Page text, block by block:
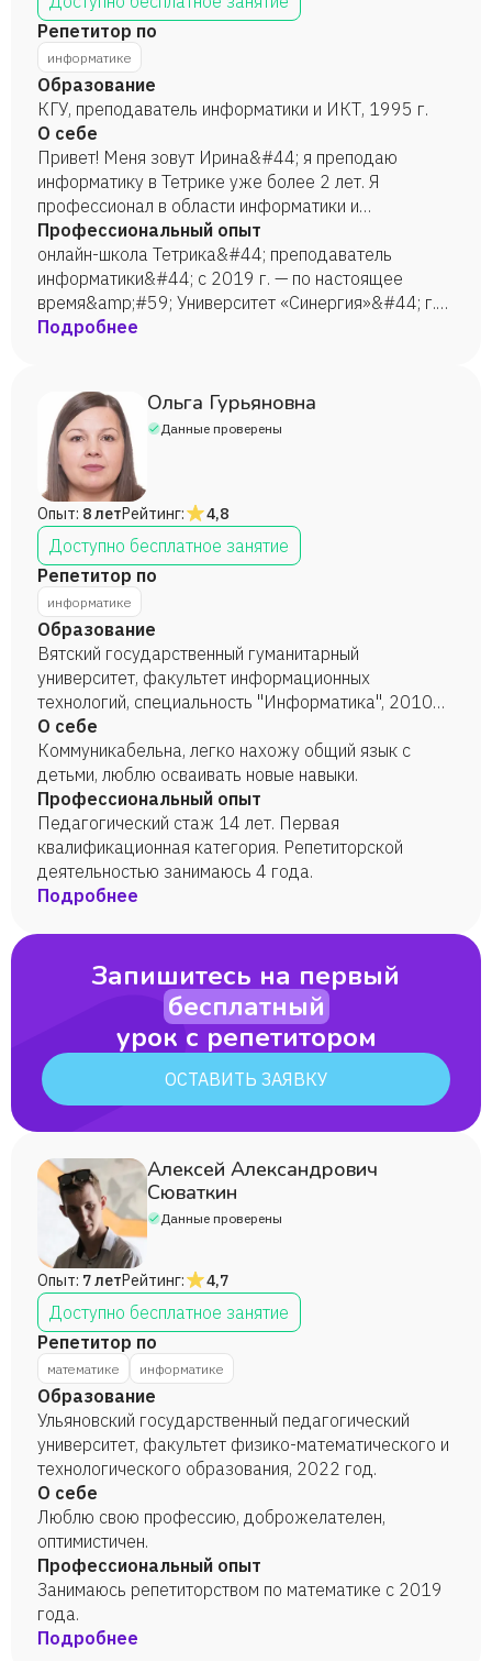
Репетитор по
информатике
Образование
КГУ, преподаватель информатики и ИКТ, 1995 г.
О себе
Привет! Меня зовут Ирина&#44; я преподаю
информатику в Тетрике уже более 2 лет. Я
профессионал в области информатики и
графического дизайна. Постоянно повышаю свой
уровень и осваиваю новые технологии в области IT.
Считаю&#44; что информатика — это
увлекательное путешествие в неограниченные
просторы возможностей и достижений! Нашу жизнь
предмета&#44; зависит насколько умело мы
воспользуемся потенциалом&#44; который
предоставляет эта область. Не упускайте эту
возможность&#44; и вы сможете создавать
шедевры &#44; а также улучшить качество нашей
жизни!
Профессиональный опыт
онлайн-школа Тетрика&#44; преподаватель
информатики&#44; с 2019 г. — по настоящее
время&amp;#59; Университет «Синергия»&#44; г.
Москва&#44; старший преподаватель
колледж&#44; г. Новосибирск&#44;
преподаватель информатики и ИКТ&#44; 2016—
2017 гг.
Подробнее
Ольга Гурьяновна
Данные проверены
Опыт: 8 летРейтинг: 4,8
Доступно бесплатное занятие
Репетитор по
информатике
Образование
Вятский государственный гуманитарный
университет, факультет информационных
технологий, специальность "Информатика", 2010
год.
О себе
Коммуникабельна, легко нахожу общий язык с
детьми, люблю осваивать новые навыки.
Профессиональный опыт
Педагогический стаж 14 лет. Первая
квалификационная категория. Репетиторской
деятельностью занимаюсь 4 года.
Подробнее
Запишитесь на первый
бесплатный
урок с репетитором
ОСТАВИТЬ ЗАЯВКУ
Алексей Александрович
Сюваткин
Данные проверены
Опыт: 7 летРейтинг: 4,7
Доступно бесплатное занятие
Репетитор по
математике информатике
Образование
Ульяновский государственный педагогический
университет, факультет физико-математического и
технологического образования, 2022 год.
О себе
Люблю свою профессию, доброжелателен,
оптимистичен.
Профессиональный опыт
Занимаюсь репетиторством по математике с 2019
года.
Подробнее